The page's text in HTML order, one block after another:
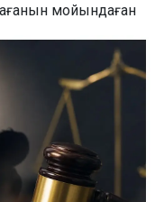
мойындаған